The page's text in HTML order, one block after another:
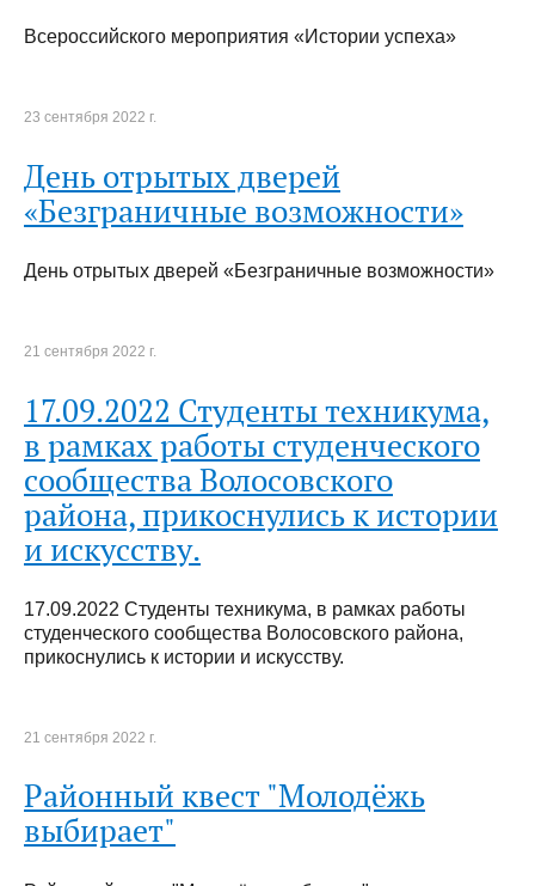
Всероссийского мероприятия «Истории успеха»
23 сентября 2022 г.
День отрытых дверей
«Безграничные возможности»
День отрытых дверей «Безграничные возможности»
21 сентября 2022 г.
17.09.2022 Студенты техникума,
в рамках работы студенческого
сообщества Волосовского
района, прикоснулись к истории
и искусству.
17.09.2022 Студенты техникума, в рамках работы
студенческого сообщества Волосовского района,
прикоснулись к истории и искусству.
21 сентября 2022 г.
Районный квест "Молодёжь
выбирает"